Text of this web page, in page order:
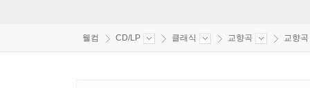
웰컴 CD/LP 클래식 교향곡 교향